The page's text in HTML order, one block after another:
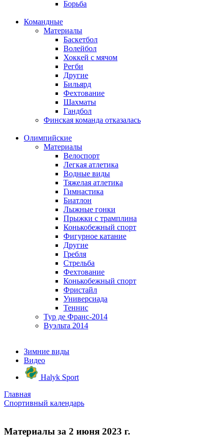
Борьба
Командные
Материалы
Баскетбол
Волейбол
Хоккей с мячом
Регби
Другие
Бильярд
Фехтование
Шахматы
Гандбол
Финская команда отказалась
Олимпийские
Материалы
Велоспорт
Легкая атлетика
Водные виды
Тяжелая атлетика
Гимнастика
Биатлон
Лыжные гонки
Прыжки с трамплина
Конькобежный спорт
Фигурное катание
Другие
Гребля
Стрельба
Фехтование
Конькобежный спорт
Фристайл
Универсиада
Теннис
Тур де Франс-2014
Вуэльта 2014
Зимние виды
Видео
Halyk Sport
Главная
Спортивный календарь
Материалы за 2 июня 2023 г.